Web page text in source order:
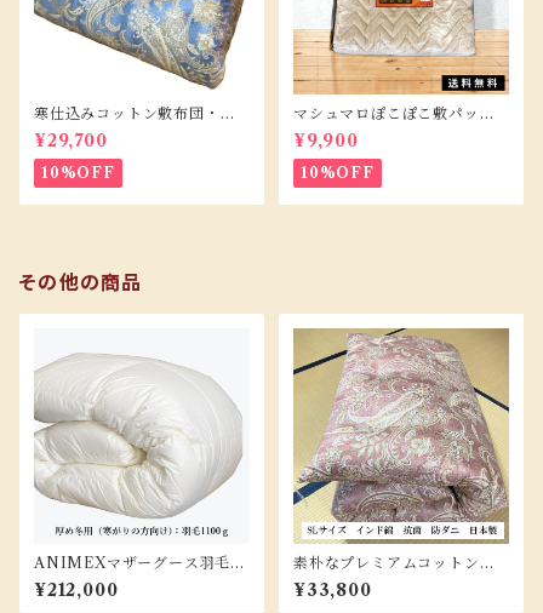
寒仕込みコットン敷布団・Ｓ
サイズ
¥29,700
10%OFF
マシュマロぽこぽこ敷パッド/
Ｓサイズ
¥9,900
10%OFF
その他の商品
ANIMEXマザーグース羽毛布
団/SLサイズ『PMR-SL-110
0』
¥212,000
素朴なプレミアムコットン敷
¥33,800